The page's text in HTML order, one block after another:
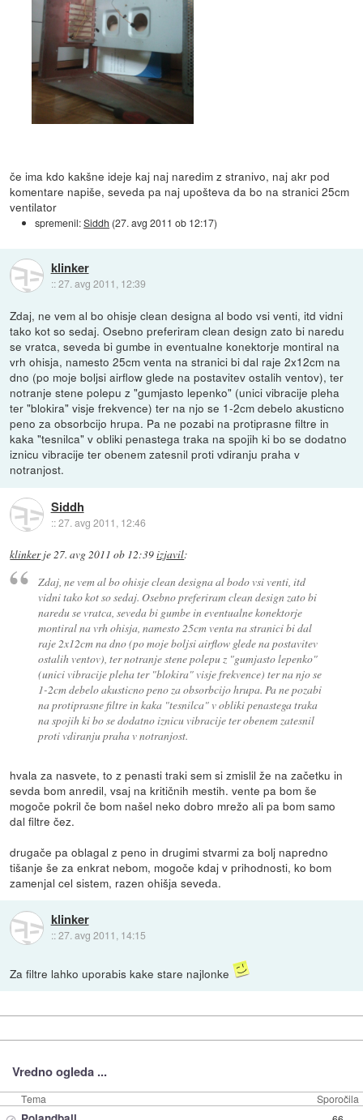
če ima kdo kakšne ideje kaj naj naredim z stranivo, naj akr pod
komentare napiše, seveda pa naj upošteva da bo na stranici 25cm
ventilator
spremenil:Siddh (27. avg 2011 ob 12:17)
klinker
::27. avg 2011, 12:39
Zdaj, ne vem al bo ohisje clean designa al bodo vsi venti, itd vidni
tako kot so sedaj. Osebno preferiram clean design zato bi naredu
se vratca, seveda bi gumbe in eventualne konektorje montiral na
vrh ohisja, namesto 25cm venta na stranici bi dal raje 2x12cm na
dno (po moje boljsi airflow glede na postavitev ostalih ventov), ter
notranje stene polepu z "gumjasto lepenko" (unici vibracije pleha
ter "blokira" visje frekvence) ter na njo se 1-2cm debelo akusticno
peno za obsorbcijo hrupa. Pa ne pozabi na protiprasne filtre in
kaka "tesnilca" v obliki penastega traka na spojih ki bo se dodatno
iznicu vibracije ter obenem zatesnil proti vdiranju praha v
notranjost.
Siddh
::27. avg 2011, 12:46
klinkerje27. avg 2011 ob 12:39izjavil:
Zdaj, ne vem al bo ohisje clean designa al bodo vsi venti, itd
vidni tako kot so sedaj. Osebno preferiram clean design zato bi
naredu se vratca, seveda bi gumbe in eventualne konektorje
montiral na vrh ohisja, namesto 25cm venta na stranici bi dal
raje 2x12cm na dno (po moje boljsi airflow glede na postavitev
ostalih ventov), ter notranje stene polepu z "gumjasto lepenko"
(unici vibracije pleha ter "blokira" visje frekvence) ter na njo se
1-2cm debelo akusticno peno za obsorbcijo hrupa. Pa ne pozabi
na protiprasne filtre in kaka "tesnilca" v obliki penastega traka
na spojih ki bo se dodatno iznicu vibracije ter obenem zatesnil
proti vdiranju praha v notranjost.
hvala za nasvete, to z penasti traki sem si zmislil že na začetku in
sevda bom anredil, vsaj na kritičnih mestih. vente pa bom še
mogoče pokril če bom našel neko dobro mrežo ali pa bom samo
dal filtre čez.
drugače pa oblagal z peno in drugimi stvarmi za bolj napredno
tišanje še za enkrat nebom, mogoče kdaj v prihodnosti, ko bom
zamenjal cel sistem, razen ohišja seveda.
klinker
::27. avg 2011, 14:15
Za filtre lahko uporabis kake stare najlonke
Vredno ogleda ...
Tema Sporočila